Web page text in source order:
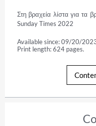
Στη βραχεία λίστα για τα
Sunday Times 2022
Available since: 09/20/
Print length: 624 pages.